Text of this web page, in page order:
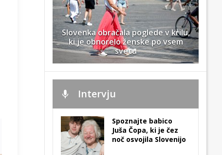
Slovenka obračala poglede v krilu,
ki je obnorelo ženske po vsem
svetu
Intervju
Spoznajte babico
Juša Čopa, ki je čez
noč osvojila Slovenijo